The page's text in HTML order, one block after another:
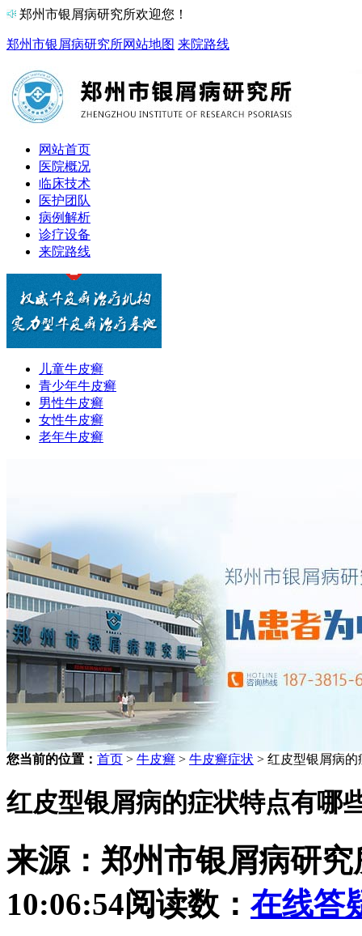
郑州市银屑病研究所欢迎您！
郑州市银屑病研究所网站地图 来院路线
网站首页
医院概况
临床技术
医护团队
病例解析
诊疗设备
来院路线
儿童牛皮癣
青少年牛皮癣
男性牛皮癣
女性牛皮癣
老年牛皮癣
您当前的位置： 首页 > 牛皮癣 > 牛皮癣症状 > 红皮型银屑病
红皮型银屑病的症状特点有哪
来源：郑州市银屑病研究
10:06:54阅读数： 在线答